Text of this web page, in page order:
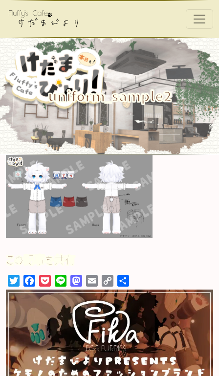
メインナビゲーション
uniform_sample2
この記事を共有
TwitterFacebook
PocketLine Mastodon
Email Copy
Link有